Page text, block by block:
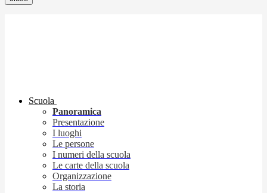
Scuola
Panoramica
Presentazione
I luoghi
Le persone
I numeri della scuola
Le carte della scuola
Organizzazione
La storia